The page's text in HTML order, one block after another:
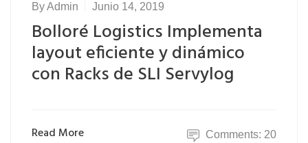
ByAdmin Junio 14, 2019
Bolloré Logistics Implementa
layout eficiente y dinámico
con Racks de SLI Servylog
Read More Comments: 20